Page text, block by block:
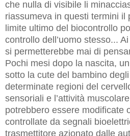
che nulla di visibile li
riassumeva in questi termini il
limite ultimo del biocontrollo
controllo dell’uomo stesso...
si permetterebbe mai di
Pochi mesi dopo la nascita,
sotto la cute del bambino
determinate regioni del
sensoriali e l’attività
potrebbero essere modificate
controllate da segnali
trasmettitore azionato dalle